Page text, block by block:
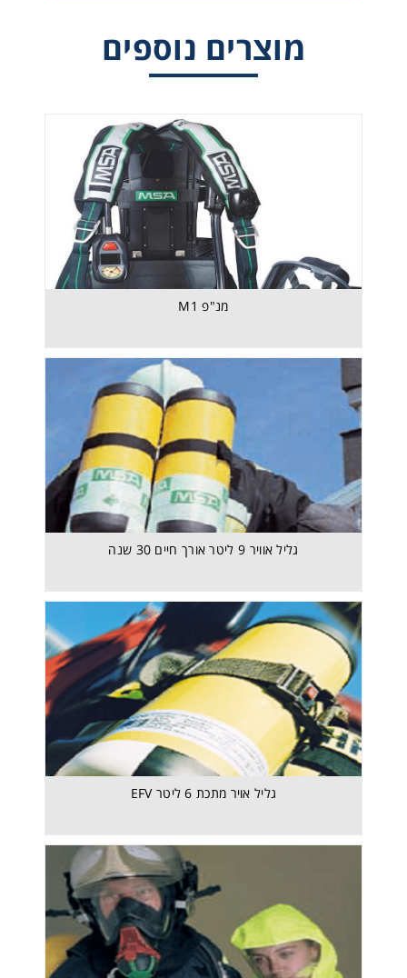
מוצרים נוספים
מנ"פ M1
גליל אוויר 9 ליטר אורך חיים 30 שנה
גליל אויר מתכת 6 ליטר EFV
גליל אויר מתכת 6 ליטר EFV
מסכת משתמש נוסף למנ"פ RESPIHOOD